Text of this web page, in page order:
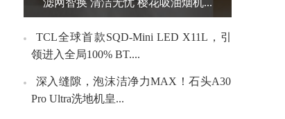
滤网智换 清洁无忧 樱花吸油烟机...
TCL全球首款SQD-Mini LED X11L，引
领进入全局100% BT....
深入缝隙，泡沫洁净力MAX！石头A30
Pro Ultra洗地机皇...